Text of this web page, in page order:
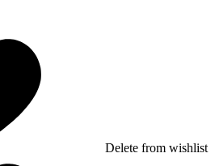
Delete from wishlist